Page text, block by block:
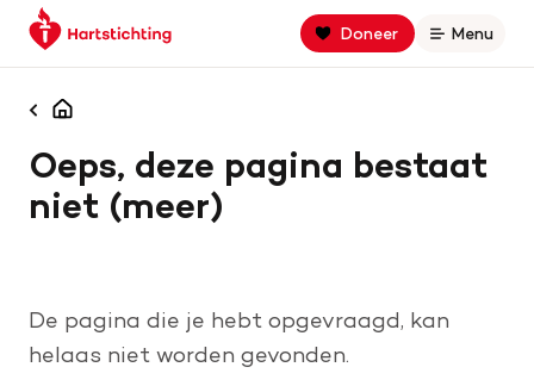
Spring
naar
Spring
naar
navigatie
Keer
terug
de
Doneer
Open
Menu
Zoek binnen hartstichting.nl
Zoeken
Home
Oorzaken
Homepagina
Oeps, deze pagina bestaat
niet (meer)
De pagina die je hebt opgevraagd, kan
helaas niet worden gevonden.